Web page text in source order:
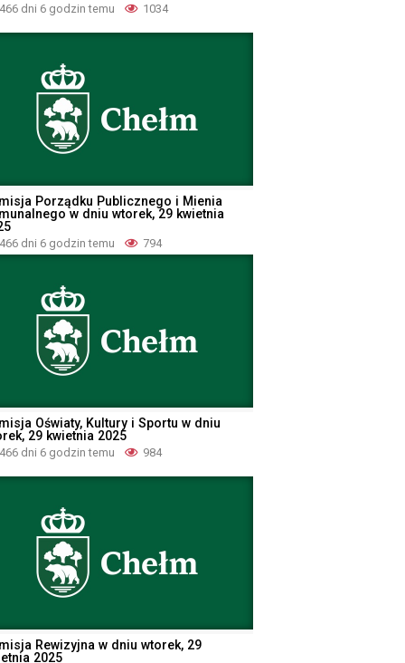
466 dni 6 godzin temu 1034
Porządku Publicznego i Mienia
w dniu wtorek, 29 kwietnia
466 dni 6 godzin temu 794
Oświaty, Kultury i Sportu w dniu
29 kwietnia 2025
466 dni 6 godzin temu 984
Rewizyjna w dniu wtorek, 29
2025